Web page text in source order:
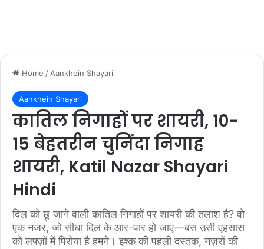
Home /Aankhein Shayari
Aankhein Shayari
कातिल निगाहों पर शायरी, 10-
15 बेहतरीन चुनिंदा निगाह
शायरी, Katil Nazar Shayari
Hindi
दिल को छू जाने वाली कातिल निगाहों पर शायरी की तलाश है? वो
एक नजर, जो सीधा दिल के आर-पार हो जाए—बस उसी एहसास
को लफ्ज़ों में पिरोया है हमने। इश्क़ की पहली दस्तक, नज़रों की